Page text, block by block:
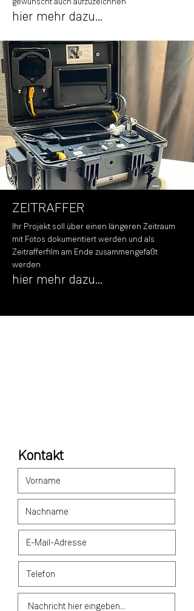
hier mehr dazu...
ZEITRAFFER
Ihr Projekt soll über einen längeren Zeitraum
mit Fotos dokumentiert werden und als
Zeitrafferfilm am Ende zusammengefaßt
werden
hier mehr dazu...
Kontakt